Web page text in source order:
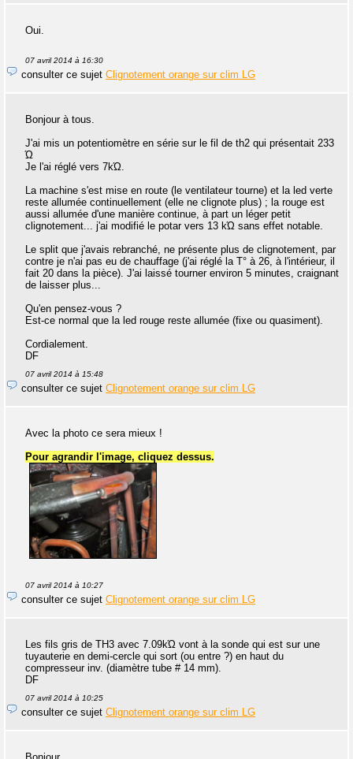
Oui.
07 avril 2014 à 16:30
consulter ce sujet Clignotement orange sur clim LG
Bonjour à tous.
J'ai mis un potentiomètre en série sur le fil de th2 qui présentait 233
Ώ
Je l'ai réglé vers 7kΏ.
La machine s'est mise en route (le ventilateur tourne) et la led verte
reste allumée continuellement (elle ne clignote plus) ; la rouge est
aussi allumée d'une manière continue, à part un léger petit
clignotement... j'ai modifié le potar vers 13 kΏ sans effet notable.
Le split que j'avais rebranché, ne présente plus de clignotement, par
contre je n'ai pas eu de chauffage (j'ai réglé la T° à 26, à l'intérieur, il
fait 20 dans la pièce). J'ai laissé tourner environ 5 minutes, craignant
de laisser plus...
Qu'en pensez-vous ?
Est-ce normal que la led rouge reste allumée (fixe ou quasiment).
Cordialement.
DF
07 avril 2014 à 15:48
consulter ce sujet Clignotement orange sur clim LG
Avec la photo ce sera mieux !
Pour agrandir l'image, cliquez dessus.
07 avril 2014 à 10:27
consulter ce sujet Clignotement orange sur clim LG
Les fils gris de TH3 avec 7.09kΏ vont à la sonde qui est sur une
tuyauterie en demi-cercle qui sort (ou entre ?) en haut du
compresseur inv. (diamètre tube # 14 mm).
DF
07 avril 2014 à 10:25
consulter ce sujet Clignotement orange sur clim LG